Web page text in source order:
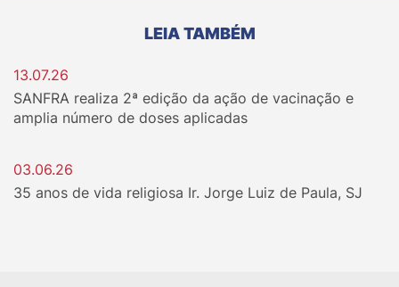
LEIA TAMBÉM
13.07.26
SANFRA realiza 2ª edição da ação de vacinação e
amplia número de doses aplicadas
03.06.26
35 anos de vida religiosa Ir. Jorge Luiz de Paula, SJ